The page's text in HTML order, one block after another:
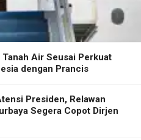
Air Seusai Perkuat
dengan Prancis
Presiden, Relawan
Segera Copot Dirjen